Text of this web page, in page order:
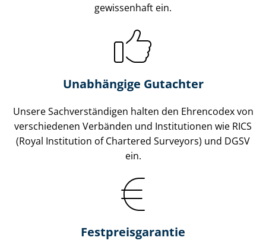
gewissenhaft ein.
Unabhängige Gutachter
Unsere Sach­ver­stän­di­gen halten den Ehrencodex von
verschiedenen Verbänden und Institutionen wie RICS
(Royal Institution of Chartered Surveyors) und DGSV
ein.
Festpreis​garantie